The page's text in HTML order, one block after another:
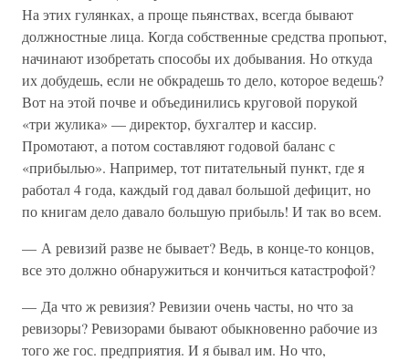
На этих гулянках, а проще пьянствах, всегда бывают
должностные лица. Когда собственные средства пропьют,
начинают изобретать способы их добывания. Но откуда
их добудешь, если не обкрадешь то дело, которое ведешь?
Вот на этой почве и объединились круговой порукой
«три жулика» — директор, бухгалтер и кассир.
Промотают, а потом составляют годовой баланс с
«прибылью». Например, тот питательный пункт, где я
работал 4 года, каждый год давал большой дефицит, но
по книгам дело давало большую прибыль! И так во всем.
— А ревизий разве не бывает? Ведь, в конце-то концов,
все это должно обнаружиться и кончиться катастрофой?
— Да что ж ревизия? Ревизии очень часты, но что за
ревизоры? Ревизорами бывают обыкновенно рабочие из
того же гос. предприятия. И я бывал им. Но что,